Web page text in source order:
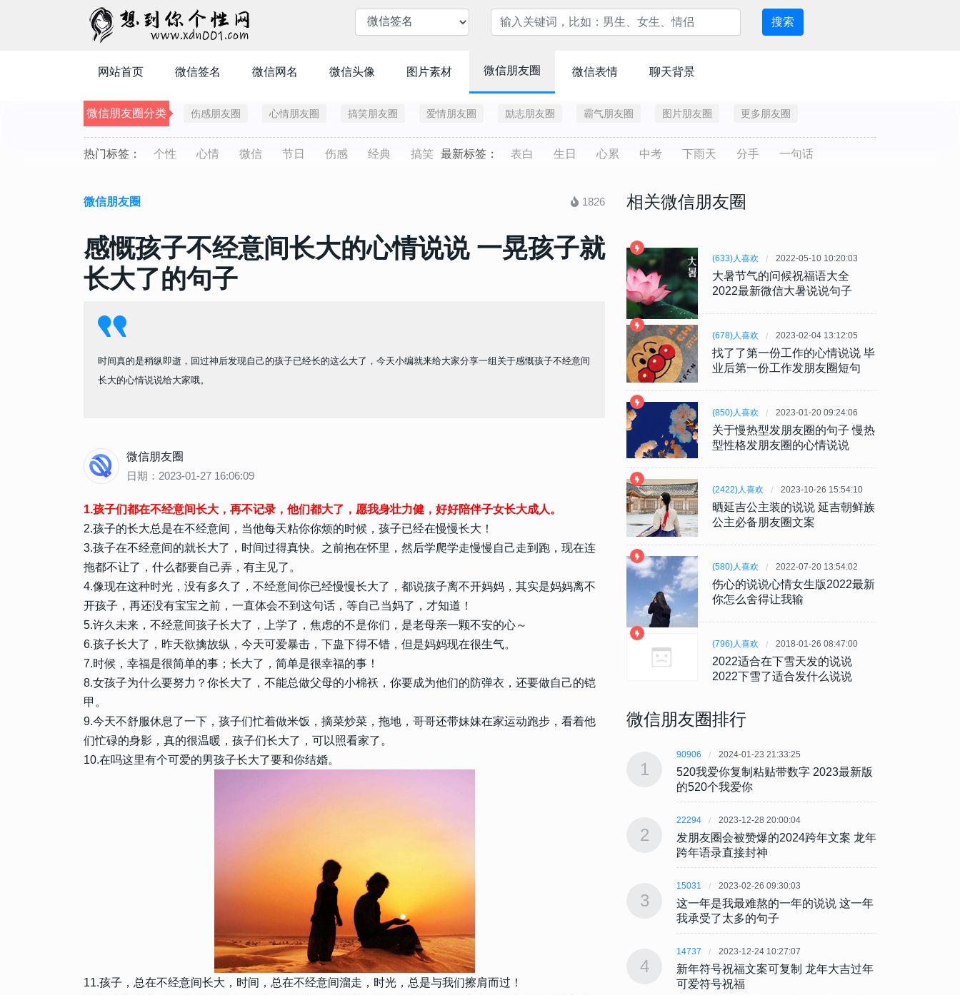
搜索
网站首页 微信签名 微信网名 微信头像 图片素材 微信朋友圈 微信表情 聊天背景
微信朋友圈分类 伤感朋友圈 心情朋友圈 搞笑朋友圈 爱情朋友圈 励志朋友圈 霸气朋友圈 图片朋友圈 更多朋友圈
热门标签： 个性 心情 微信 节日 伤感 经典 搞笑 最新标签： 表白 生日 心累 中考 下雨天 分手 一句话
微信朋友圈 1826
感慨孩子不经意间长大的心情说说 一晃孩子就
长大了的句子
时间真的是稍纵即逝，回过神后发现自己的孩子已经长的这么大了，今天小编就来给大家分享一组关于感慨孩子不经意间
长大的心情说说给大家哦。
微信朋友圈
日期：2023-01-27 16:06:09
1.孩子们都在不经意间长大，再不记录，他们都大了，愿我身壮力健，好好陪伴子女长大成人。
2.孩子的长大总是在不经意间，当他每天粘你你烦的时候，孩子已经在慢慢长大！
3.孩子在不经意间的就长大了，时间过得真快。之前抱在怀里，然后学爬学走慢慢自己走到跑，现在连
拖都不让了，什么都要自己弄，有主见了。
4.像现在这种时光，没有多久了，不经意间你已经慢慢长大了，都说孩子离不开妈妈，其实是妈妈离不
开孩子，再还没有宝宝之前，一直体会不到这句话，等自己当妈了，才知道！
5.许久未来，不经意间孩子长大了，上学了，焦虑的不是你们，是老母亲一颗不安的心～
6.孩子长大了，昨天欲擒故纵，今天可爱暴击，下蛊下得不错，但是妈妈现在很生气。
7.时候，幸福是很简单的事；长大了，简单是很幸福的事！
8.女孩子为什么要努力？你长大了，不能总做父母的小棉袄，你要成为他们的防弹衣，还要做自己的铠
甲。
9.今天不舒服休息了一下，孩子们忙着做米饭，摘菜炒菜，拖地，哥哥还带妹妹在家运动跑步，看着他
们忙碌的身影，真的很温暖，孩子们长大了，可以照看家了。
10.在吗这里有个可爱的男孩子长大了要和你结婚。
11.孩子，总在不经意间长大，时间，总在不经意间溜走，时光，总是与我们擦肩而过！
相关微信朋友圈
(633)人喜欢 2022-05-10 10:20:03
大暑节气的问候祝福语大全
2022最新微信大暑说说句子
(678)人喜欢 2023-02-04 13:12:05
找了了第一份工作的心情说说 毕
业后第一份工作发朋友圈短句
(850)人喜欢 2023-01-20 09:24:06
关于慢热型发朋友圈的句子 慢热
型性格发朋友圈的心情说说
(2422)人喜欢 2023-10-26 15:54:10
晒延吉公主装的说说 延吉朝鲜族
公主必备朋友圈文案
(580)人喜欢 2022-07-20 13:54:02
伤心的说说心情女生版2022最新
你怎么舍得让我输
(796)人喜欢 2018-01-26 08:47:00
2022适合在下雪天发的说说
2022下雪了适合发什么说说
微信朋友圈排行
1
90906 2024-01-23 21:33:25
520我爱你复制粘贴带数字 2023最新版
这一年是我最难熬的一年的说说 这一年
2023-12-24 10:27:07
新年符号祝福文案可复制 龙年大吉过年
可爱符号祝福
1
520我爱你复制粘贴带数字 2023最新版
这一年是我最难熬的一年的说说 这一年
我承受了太多的句子
4
14737 2023-12-24 10:27:07
新年符号祝福文案可复制 龙年大吉过年
可爱符号祝福
1
90906 2024-01-23 21:33:25
520我爱你复制粘贴带数字 2023最新版
的520个我爱你
2
22294 2023-12-28 20:00:04
发朋友圈会被赞爆的2024跨年文案 龙年
跨年语录直接封神
3
15031 2023-02-26 09:30:03
这一年是我最难熬的一年的说说 这一年
我承受了太多的句子
4
14737 2023-12-24 10:27:07
新年符号祝福文案可复制 龙年大吉过年
可爱符号祝福